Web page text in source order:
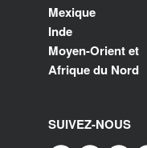
Mexique
Inde
Moyen-Orient et
Afrique du Nord
SUIVEZ-NOUS